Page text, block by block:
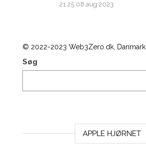
21:25 08 aug 2023
© 2022-2023 Web3Zero.dk, Danmark
Søg
APPLE HJØRNET